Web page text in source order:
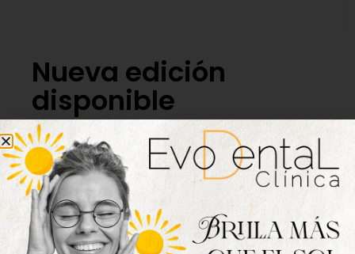
Nueva edición
disponible
Hazte ya con la trigésimo séptima edición de
la revista Tordesillas al día. Haz clic sobre la
imagen para verla online.